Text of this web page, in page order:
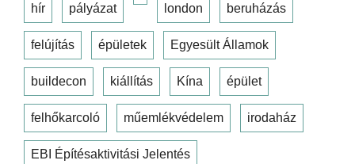
hír pályázat london beruházás
felújítás épületek Egyesült Államok
buildecon kiállítás Kína épület
felhőkarcoló műemlékvédelem irodaház
EBI Építésaktivitási Jelentés